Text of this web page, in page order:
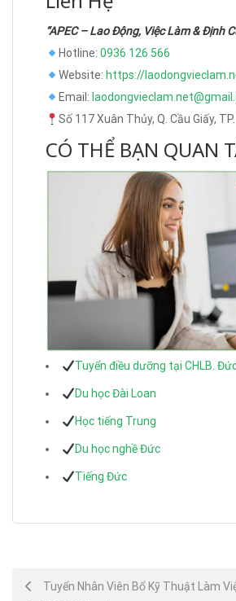
“APEC – Lao Động, Việc Làm & Định
Hotline: 0936 126 566
Website: https://
Email:
Số 117 Xuân Thủy, Q. Cầu Giấy,
CÓ THỂ BẠN QUAN
Tuyển điều dưỡng tại CHLB.
Du học Đài Loan
Học tiếng Trung
Du học nghề Đức
Tiếng Đức
PostTuyển Nhân Viên Bổ Kỹ Thuật Làm